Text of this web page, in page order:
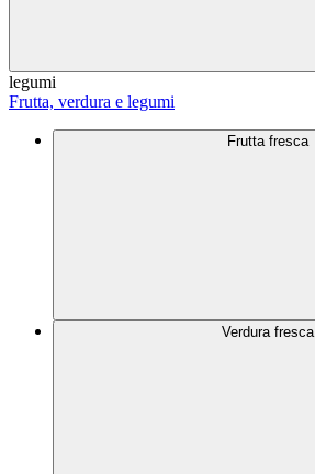
legumi
Frutta, verdura e legumi
Frutta fresca
Verdura fresca